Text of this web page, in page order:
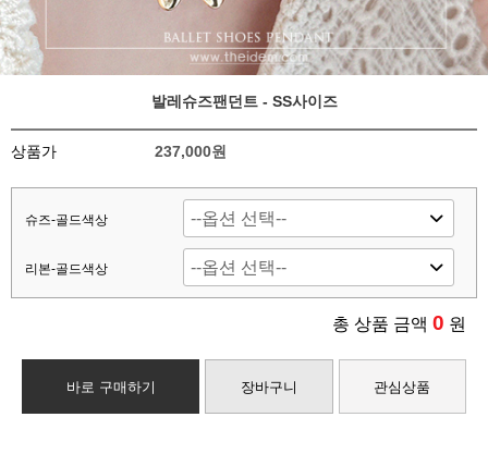
발레슈즈팬던트 - SS사이즈
상품가 237,000원
슈즈-골드색상
리본-골드색상
총 상품 금액 0 원
바로 구매하기 장바구니 관심상품